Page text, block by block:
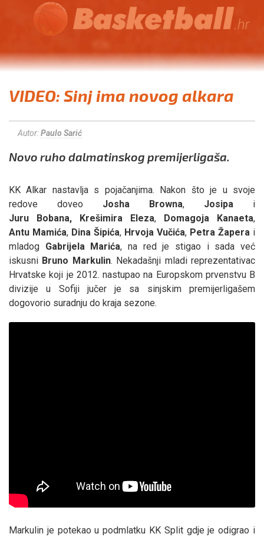
VIDEO: Sinj ima novog alkara
Autor:Paulo Sarić
Novo ruho dalmatinskog premijerligaša.
KK Alkar nastavlja s pojačanjima. Nakon što je u svoje
redove doveo Josha Browna, Josipa i
Juru
Bobana, Krešimira Eleza, Domagoja Kanaeta,
Antu Mamića, Dina Šipića, Hrvoja Vučića, Petra Žapera i
mladog Gabrijela Marića, na red je stigao i sada već
iskusni Bruno Markulin. Nekadašnji mladi reprezentativac
Hrvatske koji je 2012. nastupao na Europskom prvenstvu B
divizije u Sofiji jučer je sa sinjskim premijerligašem
dogovorio suradnju do kraja sezone.
Markulin je potekao u podmlatku KK Split gdje je odigrao i